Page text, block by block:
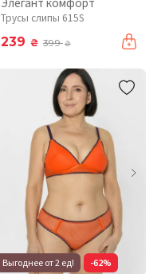
Трусы слипы 615S
239 ₴ 399₴
Выгоднее от 2 ед! -62%